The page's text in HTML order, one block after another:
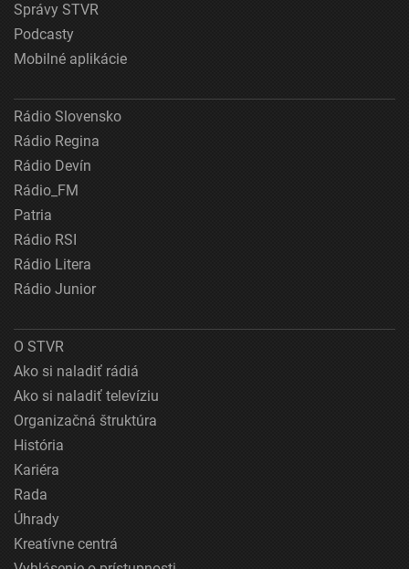
Správy STVR
Podcasty
Mobilné aplikácie
Rádio Slovensko
Rádio Regina
Rádio Devín
Rádio_FM
Patria
Rádio RSI
Rádio Litera
Rádio Junior
O STVR
Ako si naladiť rádiá
Ako si naladiť televíziu
Organizačná štruktúra
História
Kariéra
Rada
Úhrady
Kreatívne centrá